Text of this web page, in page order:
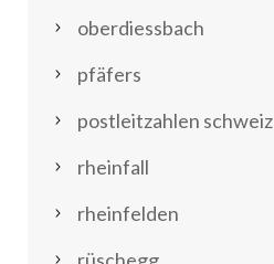
oberdiessbach
pfäfers
postleitzahlen schweiz
rheinfall
rheinfelden